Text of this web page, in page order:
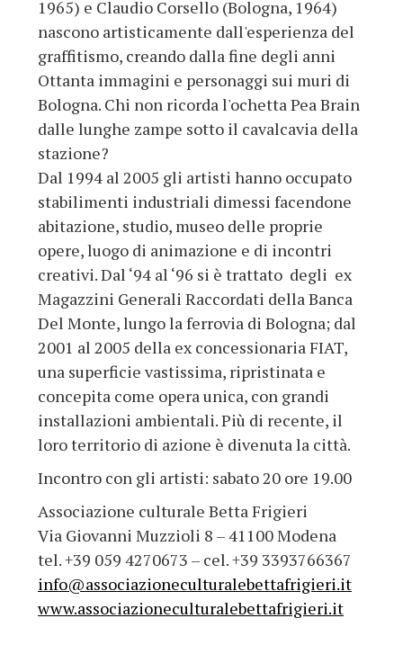
1965) e Claudio Corsello (Bologna, 1964)
nascono artisticamente dall'esperienza del
graffitismo, creando dalla fine degli anni
Ottanta immagini e personaggi sui muri di
Bologna. Chi non ricorda l'ochetta Pea Brain
dalle lunghe zampe sotto il cavalcavia della
stazione?
Dal 1994 al 2005 gli artisti hanno occupato
stabilimenti industriali dimessi facendone
abitazione, studio, museo delle proprie
opere, luogo di animazione e di incontri
creativi. Dal ‘94 al ‘96 si è trattato degli ex
Magazzini Generali Raccordati della Banca
Del Monte, lungo la ferrovia di Bologna; dal
2001 al 2005 della ex concessionaria FIAT,
una superficie vastissima, ripristinata e
concepita come opera unica, con grandi
installazioni ambientali. Più di recente, il
loro territorio di azione è divenuta la città.
Incontro con gli artisti: sabato 20 ore 19.00
Associazione culturale Betta Frigieri
Via Giovanni Muzzioli 8 – 41100 Modena
tel. +39 059 4270673 – cel. +39 3393766367
info@associazioneculturalebettafrigieri.it
www.associazioneculturalebettafrigieri.it